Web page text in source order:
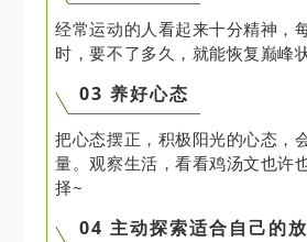
经常运动的人看起来十分精神，
时，要不了多久，就能恢复巅峰
03 养好心态
把心态摆正，积极阳光的心态，
量。观察生活，看看鸡汤文也许
择~
04 主动探索适合自己的